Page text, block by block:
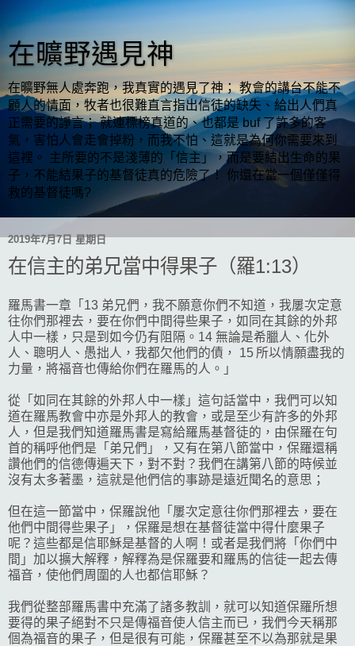
在曠野遇見神
在曠野無人處奔跑，我真實的遇見了神； 教會的講台不能不
顧人的情面，牧者也很難直言指出信徒的缺失、給出人們真
正需要的諍言； 就連標榜真道的、也都是 buf 了許多的客
氣，害怕人會走會掉粉，而我不怕、這就是為何你需要來到
這裡。 主所要的不是淺薄的「信主」，而是要結出生命的果
子，不能結果子的基督徒真的危險了！ 你還在當一個僅僅得
救的基督徒嗎?
2019年7月7日 星期日
在信主的弟兄當中得果子（羅1:13）
羅馬書一章「13 弟兄們，我不願意你們不知道，我屢次定意
往你們那裡去，要在你們中間得些果子，如同在其餘的外邦
人中一樣，只是到如今仍有阻隔。14 無論是希臘人、化外
人、聰明人、愚拙人，我都欠他們的債， 15 所以情願盡我的
力量，將福音也傳給你們在羅馬的人。」
從「如同在其餘的外邦人中一樣」這句話當中，我們可以知
道在羅馬教會中亦是外邦人的教會，或是至少有許多的外邦
人，但是我們知道羅馬書是寫給羅馬基督徒的，由保羅在句
首的稱呼他們是「弟兄們」，又有在第八節當中，保羅還稱
讚他們的信德傳遍天下，對不對？我們在講第八節的時候並
沒有太多著墨，這就是他們信的事跡是遠近聞名的意思；
但在這一節當中，保羅說他「屢次定意往你們那裡去，要在
他們中間得些果子」，保羅是想在基督徒當中得什麼果子
呢？這些都是信耶穌是基督的人啊！或者是我們將「你們中
間」加以擴大解釋，解釋為是保羅要和羅馬的信徒一起去傳
福音，使他們周圍的人也都信耶穌？
我們從整部羅馬書中充滿了諸多教訓，就可以知道保羅所想
要得的果子絕對不只是傳福音使人信主而已，我們今天稱那
個為福音的果子，但是很有可能，保羅甚至不以為那就是果